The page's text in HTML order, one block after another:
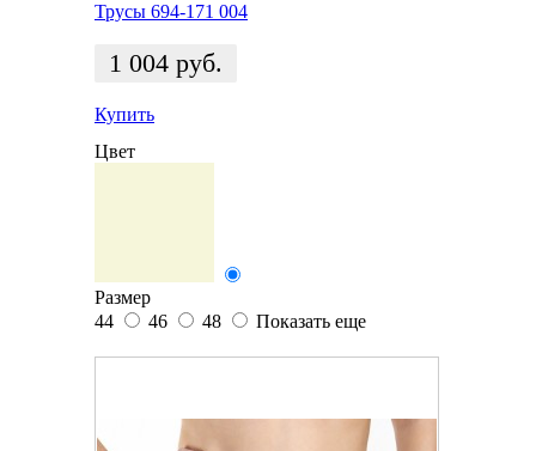
Трусы 694-171 004
1 004 руб.
Купить
Цвет
Размер
44
46 48 Показать еще